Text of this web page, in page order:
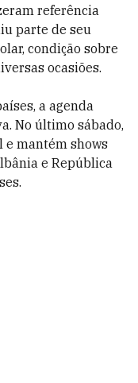
referência
parte de seu
condição sobre
ocasiões.
a agenda
No último sábado,
e mantém shows
e República